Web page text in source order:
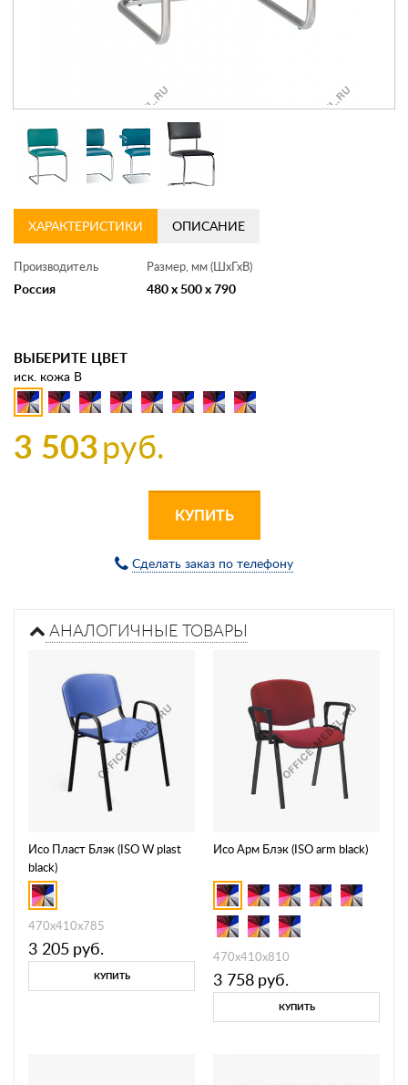
ХАРАКТЕРИСТИКИ ОПИСАНИЕ
Производитель
Россия
Размер, мм (ШхГхВ)
480 x 500 x 790
ВЫБЕРИТЕ ЦВЕТ
иск. кожа В
3 503руб.
КУПИТЬ
Сделать заказ по телефону
АНАЛОГИЧНЫЕ ТОВАРЫ
Исо Пласт Блэк (ISO W plast
black)
470х410х785
3 205 руб.
КУПИТЬ
Исо Арм Блэк (ISO arm black)
470х410х810
3 758 руб.
КУПИТЬ